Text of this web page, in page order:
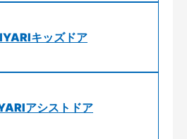
キッズドア
アシストドア